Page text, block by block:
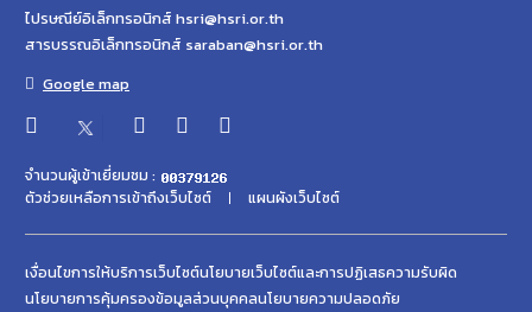
ไปรษณีย์อิเล็กทรอนิกส์ hsri@hsri.or.th
สารบรรณอิเล็กทรอนิกส์ saraban@hsri.or.th
Google map
จำนวนผู้เข้าเยี่ยมชม :
ตัวช่วยเหลือการเข้าถึงเว็บไซต์
แผนผังเว็บไซต์
เงื่อนไขการให้บริการเว็บไซต์นโยบายเว็บไซต์และการปฏิเสธความรับผิด
นโยบายการคุ้มครองข้อมูลส่วนบุคคลนโยบายความปลอดภัย